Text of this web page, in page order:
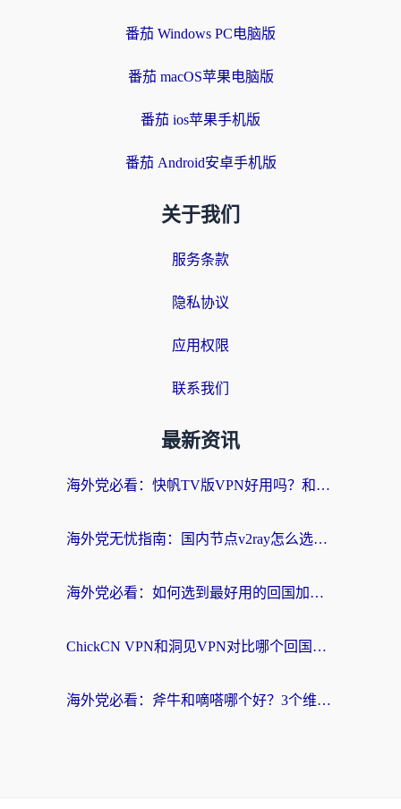
番茄 Windows PC电脑版
番茄 macOS苹果电脑版
番茄 ios苹果手机版
番茄 Android安卓手机版
关于我们
服务条款
隐私协议
应用权限
联系我们
最新资讯
海外党必看：快帆TV版VPN好用吗？和快游VPN对比哪个回国效果更好？附实用避坑指南
海外党无忧指南：国内节点v2ray怎么选？一键回国VPN+多场景实测帮你避坑
海外党必看：如何选到最好用的回国加速器？从节点到售后的全维度指南
ChickCN VPN和洞见VPN对比哪个回国效果更好？海外党亲测3款加速器+避坑指南
海外党必看：斧牛和嘀嗒哪个好？3个维度教你选对回国加速器